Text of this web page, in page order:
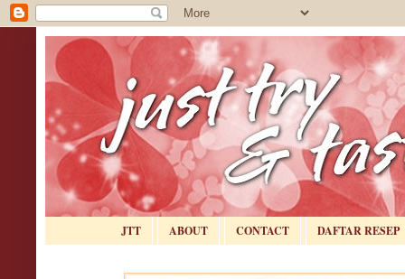
JTT ABOUT CONTACT DAFTAR RESEP